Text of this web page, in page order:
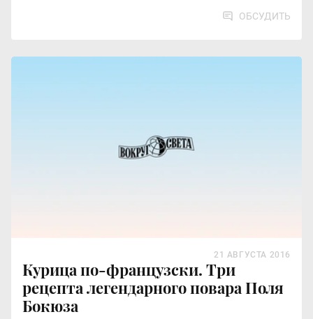
ОБСУДИТЬ
Курица по-французски. Три
рецепта легендарного повара Поля
Бокюза
21 АВГУСТА 2016